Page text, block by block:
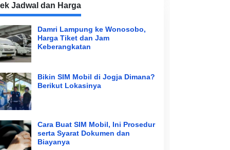
Jadwal dan Harga
Damri Lampung ke Wonosobo,
Harga Tiket dan Jam
Keberangkatan
Bikin SIM Mobil di Jogja Dimana?
Berikut Lokasinya
Cara Buat SIM Mobil, Ini Prosedur
serta Syarat Dokumen dan
Biayanya